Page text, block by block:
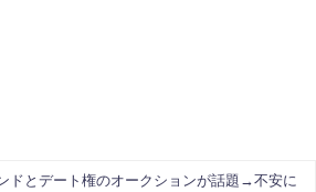
ドとデート権のオークションが話題→不安に